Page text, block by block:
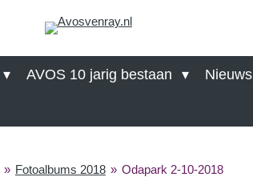
AVOS 10 jarig bestaan Nieuws
» Fotoalbums 2018 » Odapark 2-10-2018